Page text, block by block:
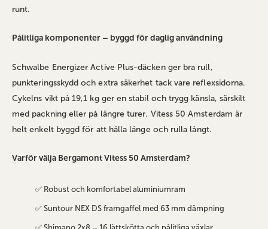
runt.
Pålitliga komponenter – byggd för daglig användning
Schwalbe Energizer Active Plus-däcken ger bra rull,
punkteringsskydd och extra säkerhet tack vare reflexsidorna.
Cykelns vikt på 19,1 kg ger en stabil och trygg känsla, särskilt
med packning eller på längre turer. Vitess 50 Amsterdam är
helt enkelt byggd för att hålla länge och rulla långt.
Varför välja Bergamont Vitess 50 Amsterdam?
✅ Robust och komfortabel aluminiumram
✅ Suntour NEX DS framgaffel med 63 mm dämpning